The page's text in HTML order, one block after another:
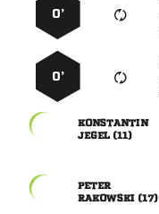
0’
0’

 

 